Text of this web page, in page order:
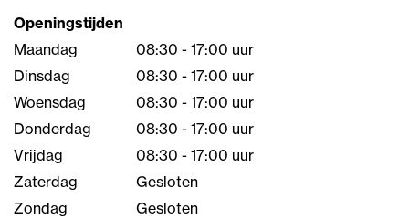
Openingstijden
Maandag
08:30 - 17:00 uur
Dinsdag
08:30 - 17:00 uur
Woensdag
08:30 - 17:00 uur
Donderdag
08:30 - 17:00 uur
Vrijdag
08:30 - 17:00 uur
Zaterdag
Gesloten
Zondag
Gesloten